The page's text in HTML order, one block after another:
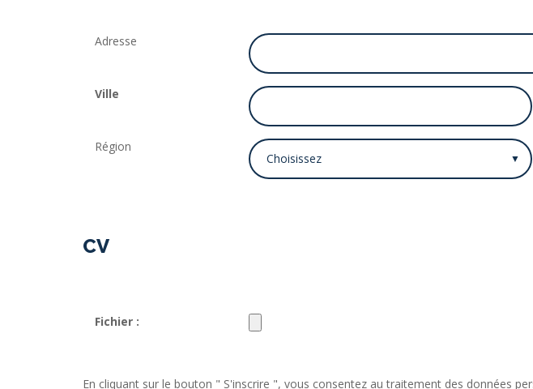
Adresse
Ville
Région
CV
Fichier :
En cliquant sur le bouton " S'inscrire ", vous consentez au traitement des données